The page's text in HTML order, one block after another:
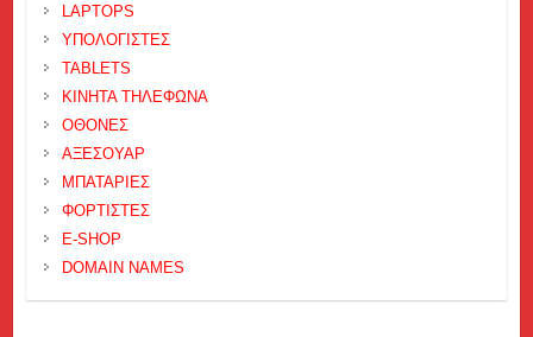
LAPTOPS
ΥΠΟΛΟΓΙΣΤΕΣ
TABLETS
ΚΙΝΗΤΑ ΤΗΛΕΦΩΝΑ
ΟΘΟΝΕΣ
ΑΞΕΣΟΥΑΡ
ΜΠΑΤΑΡΙΕΣ
ΦΟΡΤΙΣΤΕΣ
E-SHOP
DOMAIN NAMES